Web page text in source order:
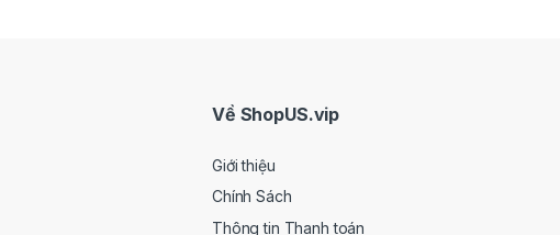
Về ShopUS.vip
Giới thiệu
Chính Sách
Thông tin Thanh toán